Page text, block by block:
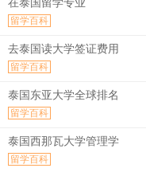
在泰国留学专业
留学百科
去泰国读大学签证费用
留学百科
泰国东亚大学全球排名
留学百科
泰国西那瓦大学管理学
留学百科